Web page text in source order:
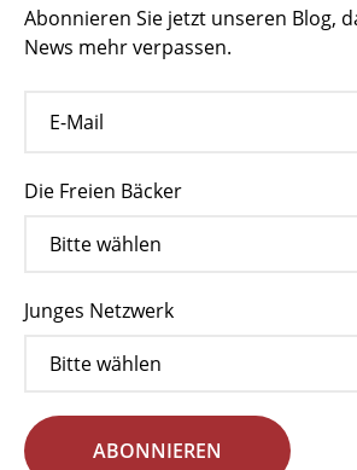
Abonnieren Sie jetzt unseren Blog,
News mehr verpassen.
Die Freien Bäcker
Junges Netzwerk
ABONNIEREN